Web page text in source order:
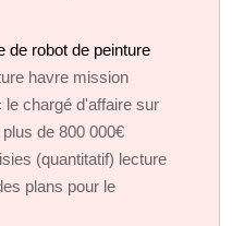
de robot de peinture
havre mission
le chargé d'affaire sur
de 800 000€
(quantitatif) lecture
plans pour le